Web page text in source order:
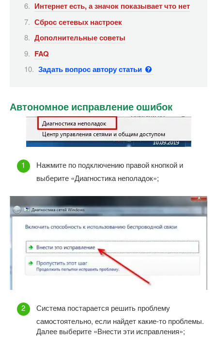
Интернет есть, а значок показывает что нет
Сброс сетевых настроек
Дополнительные советы
FAQ
Задать вопрос автору статьи
Автономное исправление ошибок
Нажмите по подключению правой кнопкой и
выберите «Диагностика неполадок»;
Система постарается решить проблему
самостоятельно, если найдет какие-то проблемы.
Далее выберите «Внести эти исправления»;